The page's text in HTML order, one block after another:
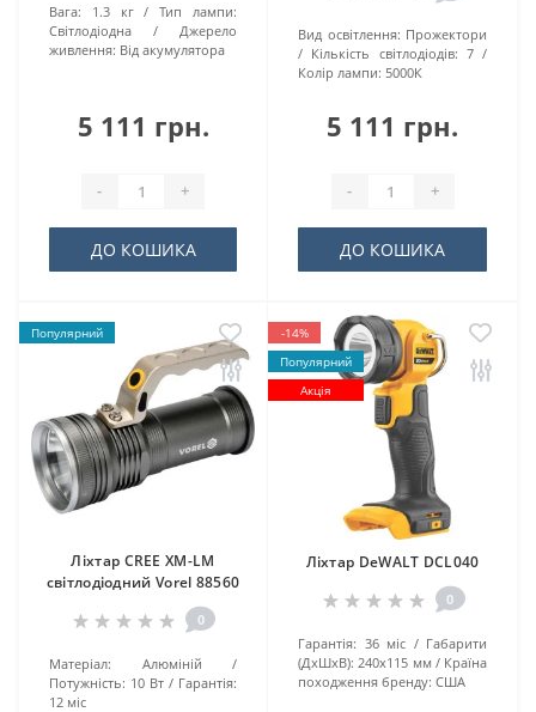
Вага: 1.3 кг
Тип лампи:
Світлодіодна
Джерело
живлення: Від акумулятора
5 111 грн.
- +
ДО КОШИКА
Вид освітлення: Прожектори
Кількість світлодіодів: 7
Колір лампи: 5000К
5 111 грн.
- +
ДО КОШИКА
Популярний
Ліхтар CREE XM-LM
світлодіодний Vorel 88560
0
Матеріал:
Алюміній
Потужність: 10 Вт
Гарантія:
12 міс
-14%
Популярний
Акція
Ліхтар DeWALT DCL040
0
Гарантія: 36 міс
Габарити
(ДхШхВ): 240x115 мм
Країна
походження бренду: США